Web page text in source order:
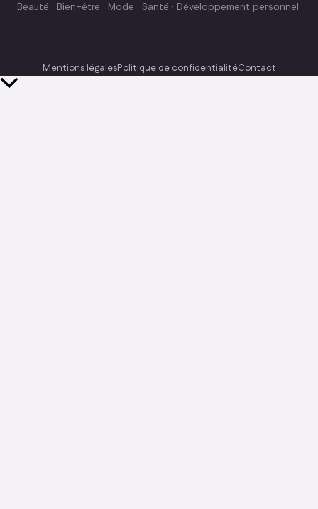
Beauté · Bien-être · Mode · Santé · Développement personnel
Mentions légalesPolitique de confidentialitéContact